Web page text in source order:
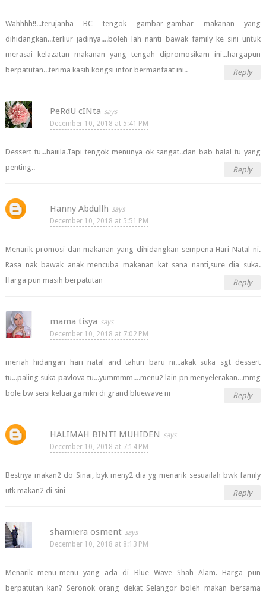
Wahhhh!!...terujanha BC tengok gambar-gambar makanan yang
dihidangkan...terliur jadinya....boleh lah nanti bawak family ke sini untuk
merasai kelazatan makanan yang tengah dipromosikam ini...hargapun
berpatutan...terima kasih kongsi infor bermanfaat ini..
Reply
PeRdU cINta
December 10, 2018 at 5:41 PM
Dessert tu...haiiila.Tapi tengok menunya ok sangat..dan bab halal tu yang
penting..
Reply
Hanny Abdullh
December 10, 2018 at 5:51 PM
Menarik promosi dan makanan yang dihidangkan sempena Hari Natal ni.
Rasa nak bawak anak mencuba makanan kat sana nanti,sure dia suka.
Harga pun masih berpatutan
Reply
mama tisya
December 10, 2018 at 7:02 PM
meriah hidangan hari natal and tahun baru ni...akak suka sgt dessert
tu...paling suka pavlova tu...yummmm....menu2 lain pn menyelerakan...mmg
bole bw seisi keluarga mkn di grand bluewave ni
Reply
HALIMAH BINTI MUHIDEN
December 10, 2018 at 7:14 PM
Bestnya makan2 do Sinai, byk meny2 dia yg menarik sesuailah bwk family
utk makan2 di sini
Reply
shamiera osment
December 10, 2018 at 8:13 PM
Menarik menu-menu yang ada di Blue Wave Shah Alam. Harga pun
berpatutan kan? Seronok orang dekat Selangor boleh makan bersama